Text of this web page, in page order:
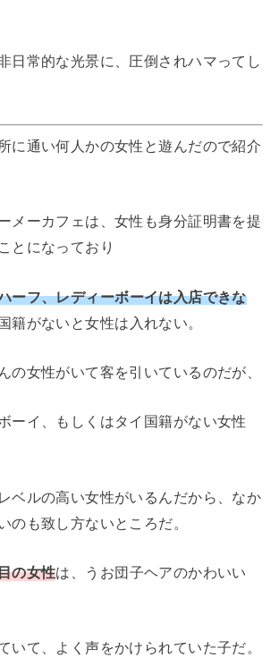
日常的な光景に、圧倒されハマってし
に通い何人かの女性と遊んだので紹介
メーカフェは、女性も身分証明書を提
とになっており
ーフ、レディーボーイは入店できな
籍がないと女性は入れない。
の女性がいて客を引いているのだが、
ーイ、もしくはタイ国籍がない女性
ベルの高い女性がいるんだから、なか
のも致し方ないところだ。
の女性は、うお団子ヘアのかわいい
いて、よく声をかけられていた子だ。